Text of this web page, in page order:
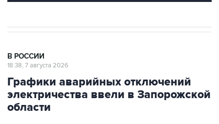
Графики аварийных отключений
электричества ввели в Запорожской
области
Москва. 7 августа. INTERFAX.RU - Графики